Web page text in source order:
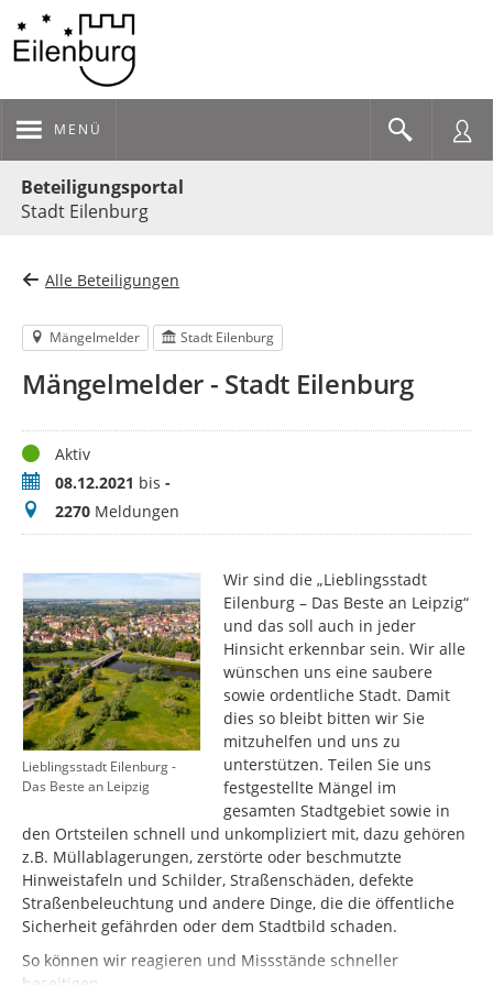
MENÜ
Beteiligungsportal
Stadt Eilenburg
Alle Beteiligungen
Mängelmelder Stadt Eilenburg
Mängelmelder - Stadt Eilenburg
StatusAktiv
Zeitraum08.12.2021 bis -
Meldungen
2270 Meldungen
Lieblingsstadt Eilenburg -
Das Beste an Leipzig
Wir sind die „Lieblingsstadt
Eilenburg – Das Beste an Leipzig“
und das soll auch in jeder
Hinsicht erkennbar sein. Wir alle
wünschen uns eine saubere
sowie ordentliche Stadt. Damit
dies so bleibt bitten wir Sie
mitzuhelfen und uns zu
unterstützen. Teilen Sie uns
festgestellte Mängel im
gesamten Stadtgebiet sowie in
den Ortsteilen schnell und unkompliziert mit, dazu gehören
z.B. Müllablagerungen, zerstörte oder beschmutzte
Hinweistafeln und Schilder, Straßenschäden, defekte
Straßenbeleuchtung und andere Dinge, die die öffentliche
Sicherheit gefährden oder dem Stadtbild schaden.
So können wir reagieren und Missstände schneller